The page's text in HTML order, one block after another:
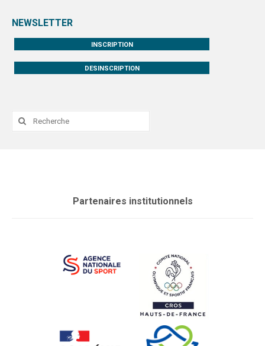
NEWSLETTER
INSCRIPTION
DESINSCRIPTION
Rechercher
Partenaires institutionnels